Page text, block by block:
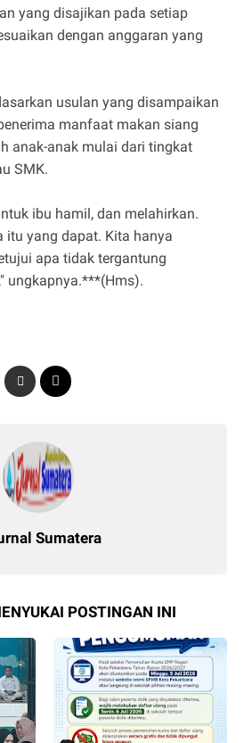
yang disajikan pada setiap
dengan anggaran yang
usulan yang disampaikan
manfaat makan siang
anak-anak mulai dari tingkat
SMK.
ibu hamil, dan melahirkan.
itu yang dapat. Kita hanya
apa tidak tergantung
ungkapnya.***(Hms).
Sumatera
POSTINGAN INI